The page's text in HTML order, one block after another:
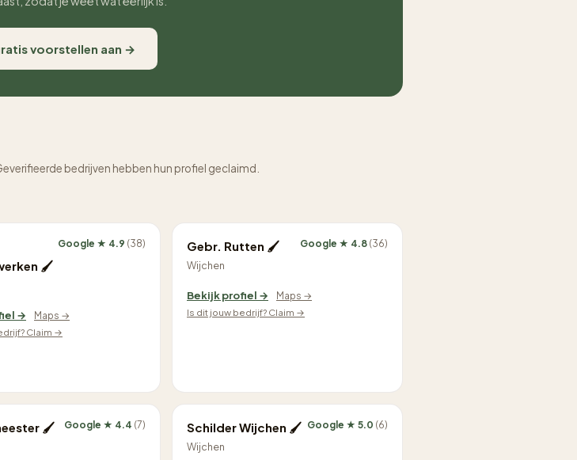
voorstellen aan →
bedrijven hebben hun profiel geclaimd.
🖌
Google ★ 4.9 (38)
→
Maps →
Claim →
Gebr. Rutten 🖌
Wijchen
Google ★ 4.8 (36)
Bekijk profiel →
Maps →
Is dit jouw bedrijf? Claim →
🖌 Google ★ 4.4 (7) Schilder Wijchen 🖌
Wijchen
Google ★ 5.0 (6)